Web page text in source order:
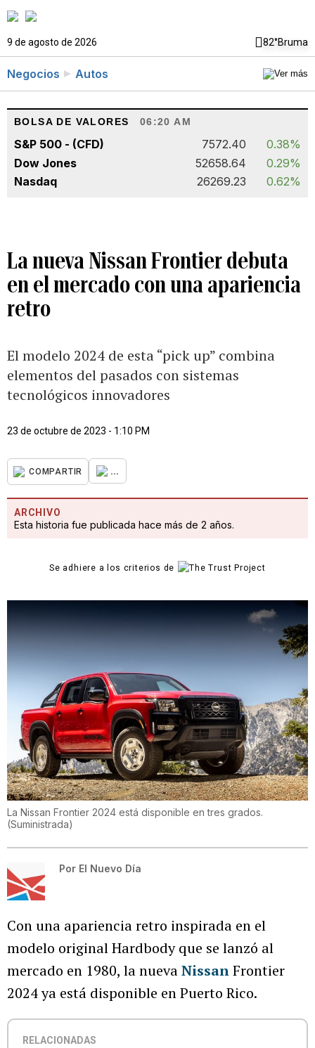
9 de agosto de 2026 82°Bruma
Negocios Autos
BOLSA DE VALORES 06:20 AM
S&P 500 - (CFD) 7572.40
0.38%
Dow Jones
52658.64
0.29%
Nasdaq
26269.23 0.62%
La nueva Nissan Frontier debuta
en el mercado con una apariencia
retro
El modelo 2024 de esta “pick up” combina
elementos del pasados con sistemas
tecnológicos innovadores
23 de octubre de 2023 - 1:10 PM
COMPARTIR ...
ARCHIVO
Esta historia fue publicada hace más de 2 años.
Se adhiere a los criterios de
La Nissan Frontier 2024 está disponible en tres grados.
(Suministrada)
Por El Nuevo Día
Con una apariencia retro inspirada en el
modelo original Hardbody que se lanzó al
mercado en 1980, la nuevaNissanFrontier
2024 ya está disponible en Puerto Rico.
RELACIONADAS